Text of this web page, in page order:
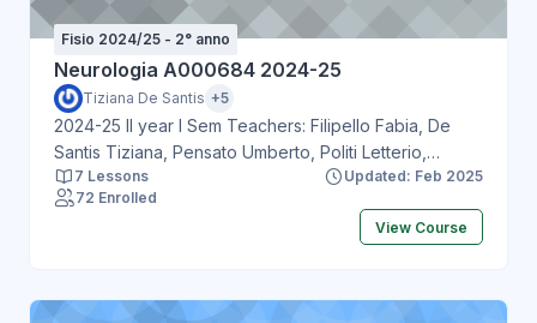
Fisio 2024/25 - 2° anno
Neurologia A000684 2024-25
Tiziana De Santis +5
2024-25 II year I Sem Teachers: Filipello Fabia, De
Santis Tiziana, Pensato Umberto, Politi Letterio,
Grimaldi Marco
7 Lessons
Updated: Feb 2025
72 Enrolled
View Course